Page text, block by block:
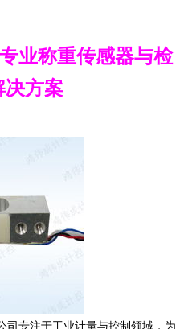
业称重传感器与检
决方案
司专注于工业计量与控制领域，为